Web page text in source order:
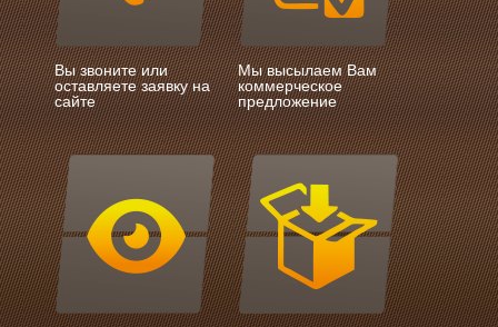
Вы звоните или
оставляете заявку на
сайте
Мы высылаем Вам
коммерческое
предложение